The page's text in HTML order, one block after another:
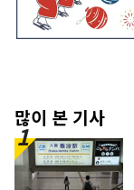
많이 본 기사